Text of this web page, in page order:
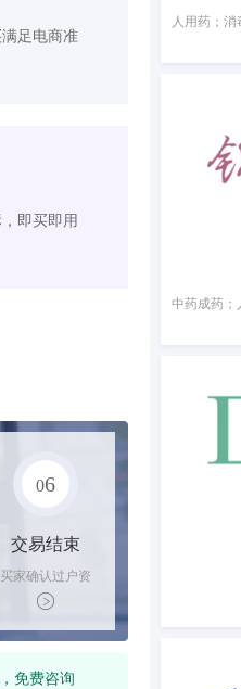
足电商准
即买即用
06
交易结束
买家确认过户资
料后，平台解冻
资金支付卖家
免费咨询